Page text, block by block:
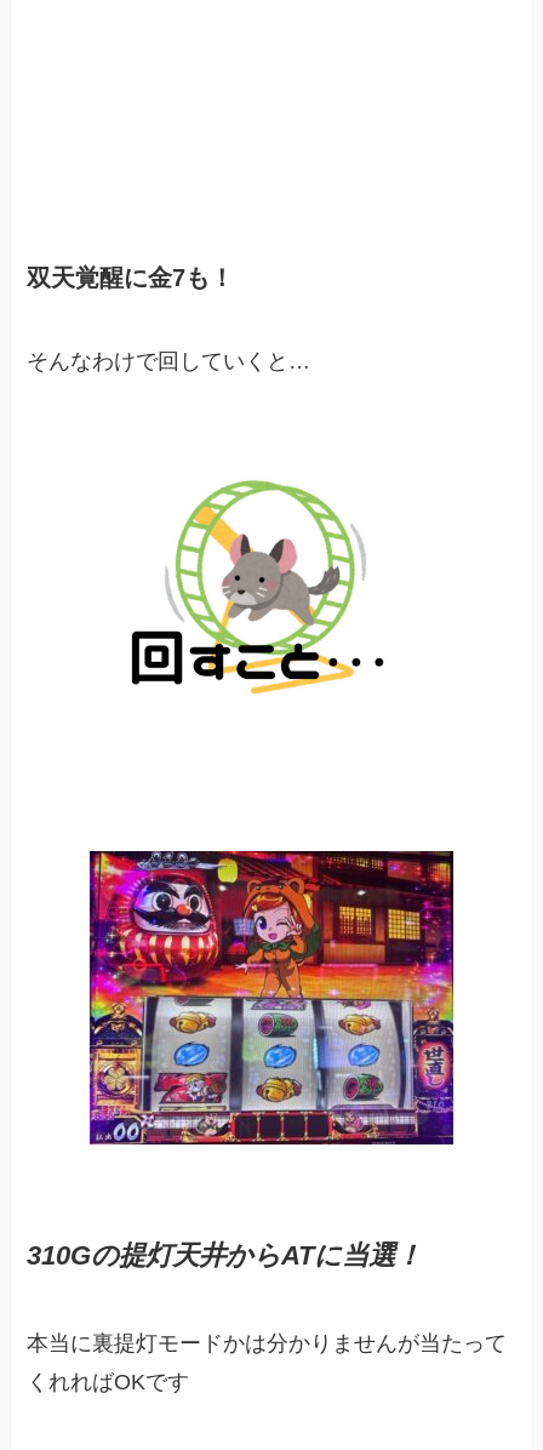
双天覚醒に金7も！
そんなわけで回していくと…
310Gの提灯天井からATに当選！
本当に裏提灯モードかは分かりませんが当たって
くれればOKです